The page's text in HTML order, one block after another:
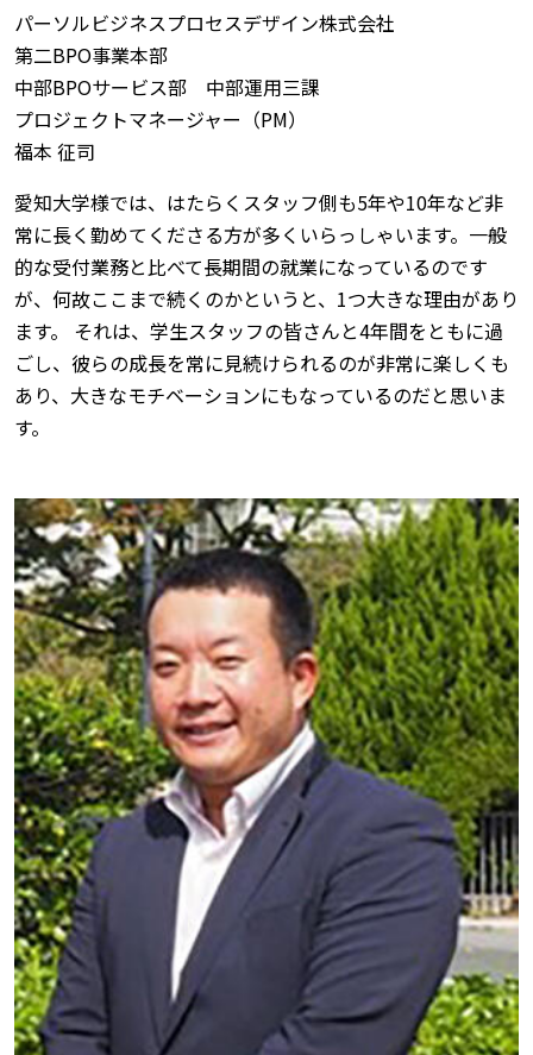
パーソルビジネスプロセスデザイン株式会社
第二BPO事業本部
中部BPOサービス部 中部運用三課
プロジェクトマネージャー（PM）
福本 征司
愛知大学様では、はたらくスタッフ側も5年や10年など非
常に長く勤めてくださる方が多くいらっしゃいます。一般
的な受付業務と比べて長期間の就業になっているのです
が、何故ここまで続くのかというと、1つ大きな理由があり
ます。 それは、学生スタッフの皆さんと4年間をともに過
ごし、彼らの成長を常に見続けられるのが非常に楽しくも
あり、大きなモチベーションにもなっているのだと思いま
す。